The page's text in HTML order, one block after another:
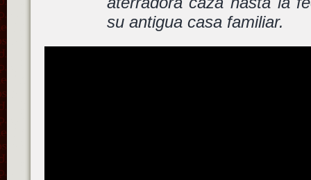
su antigua casa familiar.